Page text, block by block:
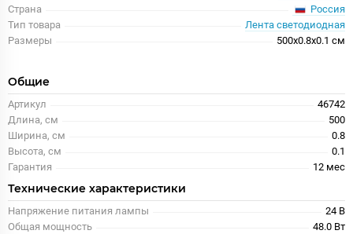
Страна
Россия
Тип товара
Лента светодиодная
Размеры
500x0.8x0.1 см
Общие
Артикул
46742
Длина, см
500
Ширина, см
0.8
Высота, см
0.1
Гарантия
12 меc
Технические характеристики
Напряжение питания лампы
24 В
Общая мощность
48.0 Вт